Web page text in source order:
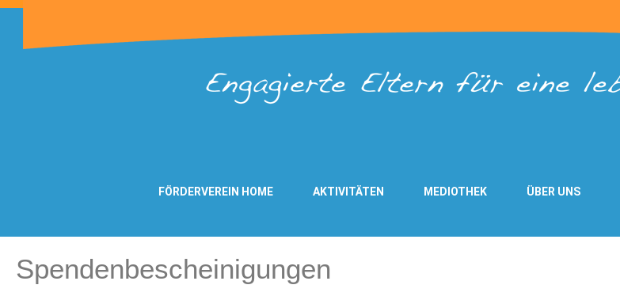
FÖRDERVEREIN HOME AKTIVITÄTEN MEDIOTHEK ÜBER UNS
Spendenbescheinigungen